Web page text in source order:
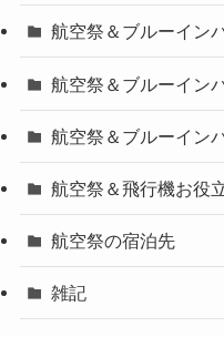
航空祭＆ブルーイン
航空祭＆ブルーイン
航空祭＆ブルーイン
航空祭＆飛行機お役
航空祭の宿泊先
雑記